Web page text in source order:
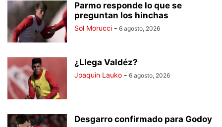
Parmo responde lo que se
preguntan los hinchas
Sol Morucci - 6 agosto, 2026
¿Llega Valdéz?
Joaquin Lauko - 6 agosto, 2026
Desgarro confirmado para Godoy